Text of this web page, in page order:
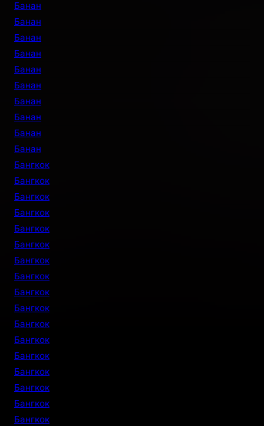
Банан
Банан
Банан
Банан
Банан
Банан
Банан
Банан
Банан
Банан
Бангкок
Бангкок
Бангкок
Бангкок
Бангкок
Бангкок
Бангкок
Бангкок
Бангкок
Бангкок
Бангкок
Бангкок
Бангкок
Бангкок
Бангкок
Бангкок
Бангкок